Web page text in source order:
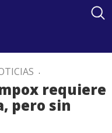
.
requiere
pero sin